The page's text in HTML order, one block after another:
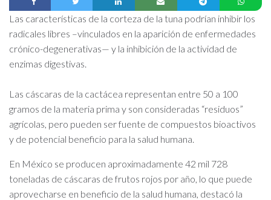
Las características de la corteza de la tuna podrían inhibir los
radicales libres –vinculados en la aparición de enfermedades
crónico-degenerativas— y la inhibición de la actividad de
enzimas digestivas.
Las cáscaras de la cactácea representan entre 50 a 100
gramos de la materia prima y son consideradas “residuos”
agrícolas, pero pueden ser fuente de compuestos bioactivos
y de potencial beneficio para la salud humana.
En México se producen aproximadamente 42 mil 728
toneladas de cáscaras de frutos rojos por año, lo que puede
aprovecharse en beneficio de la salud humana, destacó la